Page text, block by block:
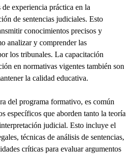
experiencia práctica en la
de sentencias judiciales. Esto
conocimientos precisos y
analizar y comprender las
los tribunales. La capacitación
en normativas vigentes también son
la calidad educativa.
del programa formativo, es común
específicos que aborden tanto la teoría
judicial. Esto incluye el
técnicas de análisis de sentencias,
críticas para evaluar argumentos